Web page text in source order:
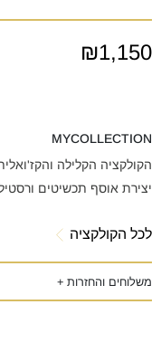
₪1,150
MYCOLLECTION
יצירת אוסף תכשיטים
לכל הקולקציה
משלוחים והחזרות +